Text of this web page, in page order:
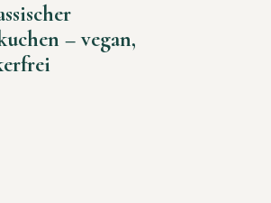
– vegan,